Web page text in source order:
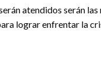
atendidos serán
lograr enfrentar la